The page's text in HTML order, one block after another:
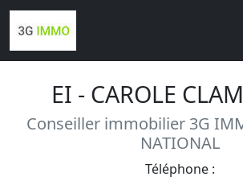
EI - CAROLE
Conseiller immobilier 3G
NATIONAL
Téléphone :